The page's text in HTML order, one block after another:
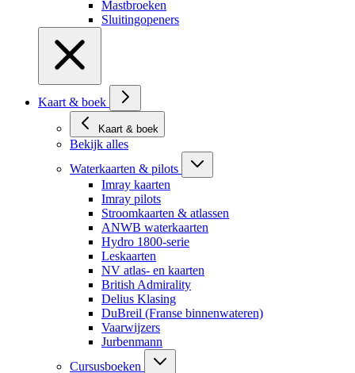
Mastbroeken
Sluitingopeners
Kaart & boek
Kaart & boek
Bekijk alles
Waterkaarten & pilots
Imray kaarten
Imray pilots
Stroomkaarten & atlassen
ANWB waterkaarten
Hydro 1800-serie
Leskaarten
NV atlas- en kaarten
British Admirality
Delius Klasing
DuBreil (Franse binnenwateren)
Vaarwijzers
Jurbenmann
Cursusboeken